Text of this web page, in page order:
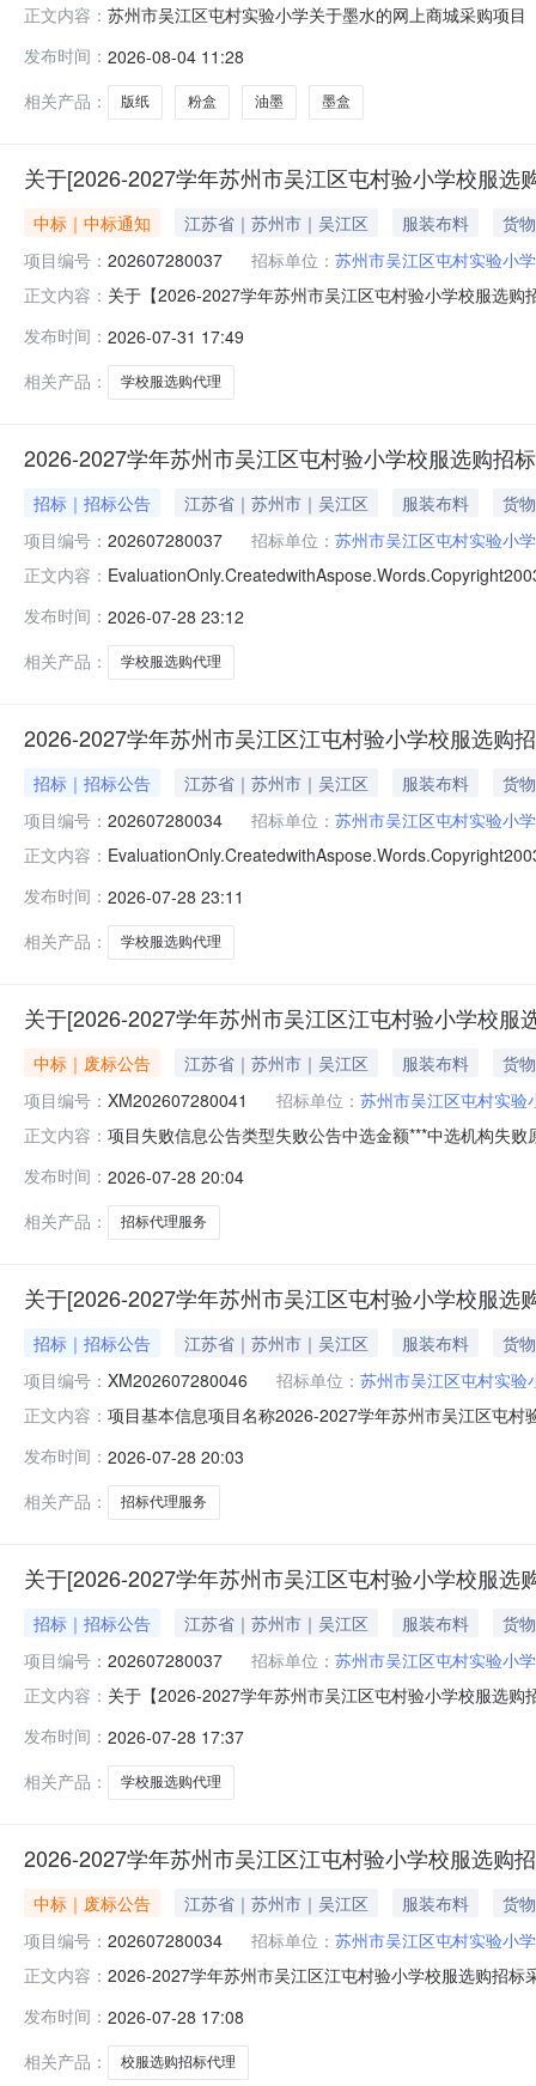
正文内容： 苏州市吴江区屯村实验小学关于墨水的网上商城采购项
所在行政区划名称:江苏省苏州市吴江区报价起止时间:-
发布时间： 2026-08-04 11:28
相关产品：
版纸 粉盒 油墨 墨盒
关于[2026-2027学年苏州市吴江区屯村验小学校服
中标｜中标通知 江苏省｜苏州市｜吴江区 服装布料
货物
项目编号： 202607280037 招标单位： 苏州市吴江区屯村实验小学
正文内容： 关于【2026-2027学年苏州市吴江区屯村验小学校服选
3117:02:16】苏州市吴江区屯村实验小学（单位）2026-
发布时间： 2026-07-31 17:49
相关产品：
学校服选购代理
2026-2027学年苏州市吴江区屯村验小学校服选购招
招标｜招标公告 江苏省｜苏州市｜吴江区 服装布料
货物
项目编号： 202607280037 招标单位： 苏州市吴江区屯村实验小学
正文内容：
上交易平台进行公开采购，现将有关内容公告如下：一
发布时间： 2026-07-28 23:12
相关产品：
学校服选购代理
2026-2027学年苏州市吴江区江屯村验小学校服选购
招标｜招标公告 江苏省｜苏州市｜吴江区 服装布料
货物
项目编号： 202607280034 招标单位： 苏州市吴江区屯村实验小学
正文内容：
网上交易平台进行公开采购，现将有关内容公告如下：
发布时间： 2026-07-28 23:11
相关产品：
学校服选购代理
关于[2026-2027学年苏州市吴江区江屯村验小学校
中标｜废标公告 江苏省｜苏州市｜吴江区 服装布料
货物
项目编号： XM202607280041 招标单位： 苏州市吴江区屯村实验
正文内容： 项目失败信息公告类型失败公告中选金额***中选机构失
苏州市吴江区江屯村验小学校服选购招标采购代理服务
发布时间： 2026-07-28 20:04
相关产品：
招标代理服务
关于[2026-2027学年苏州市吴江区屯村验小学校服
招标｜招标公告 江苏省｜苏州市｜吴江区 服装布料
货物
项目编号： XM202607280046 招标单位： 苏州市吴江区屯村实验
正文内容： 项目基本信息项目名称2026-2027学年苏州市吴江区屯
屯村实验小学统一社会信用代码12320584467068391F
发布时间： 2026-07-28 20:03
相关产品：
招标代理服务
关于[2026-2027学年苏州市吴江区屯村验小学校服
招标｜招标公告 江苏省｜苏州市｜吴江区 服装布料
货物
项目编号： 202607280037 招标单位： 苏州市吴江区屯村实验小学
正文内容： 关于【2026-2027学年苏州市吴江区屯村验小学校服选
2816:31:01】苏州市吴江区屯村实验小学（单位）2026-
发布时间： 2026-07-28 17:37
相关产品：
学校服选购代理
2026-2027学年苏州市吴江区江屯村验小学校服选购
中标｜废标公告 江苏省｜苏州市｜吴江区 服装布料
货物
项目编号： 202607280034 招标单位： 苏州市吴江区屯村实验小学
正文内容： 2026-2027学年苏州市吴江区江屯村验小学校服选购招
2026-2027学年苏州市吴江区江屯村验小学校服选购招
发布时间： 2026-07-28 17:08
相关产品：
校服选购招标代理